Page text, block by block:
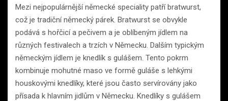
Mezi nejpopulárnější německé speciality patří bratwurst,
což je tradiční německý párek. Bratwurst se obvykle
podává s hořčicí a pečivem a je oblíbeným jídlem na
různých festivalech a trzích v Německu. Dalším typickým
německým jídlem je knedlík s gulášem. Tento pokrm
kombinuje mohutné maso ve formě guláše s lehkými
houskovými knedlíky, které jsou často servírovány jako
přísada k hlavním jidlům v Německu. Knedlíky s gulášem